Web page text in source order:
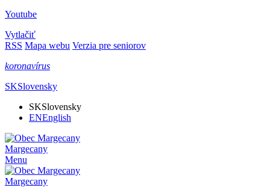
Youtube
Vytlačiť
RSS Mapa webu Verzia pre seniorov
koronavírus
SKSlovensky
SKSlovensky
ENEnglish
Margecany
Menu
Margecany